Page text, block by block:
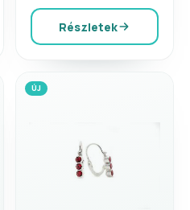
Részletek
ÚJ